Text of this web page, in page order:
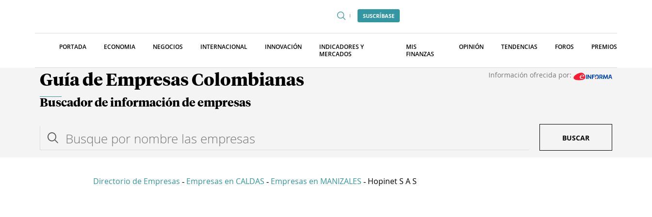
SUSCRÍBASE
PORTADA ECONOMIA NEGOCIOS INTERNACIONAL INNOVACIÓN
INDICADORES Y
MERCADOS
MIS
FINANZAS
OPINIÓN TENDENCIAS FOROS PREMIOS
Guía de Empresas Colombianas Información ofrecida por:
Buscador de información de empresas
BUSCAR
Directorio de Empresas - Empresas en CALDAS - Empresas en MANIZALES - Hopinet S A S